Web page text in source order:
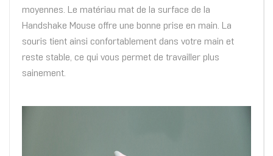
moyennes. Le matériau mat de la surface de la
Handshake Mouse offre une bonne prise en main. La
souris tient ainsi confortablement dans votre main et
reste stable, ce qui vous permet de travailler plus
sainement.